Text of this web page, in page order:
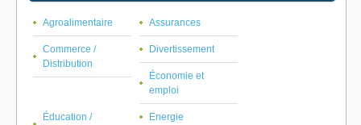
Agroalimentaire Assurances
Commerce /
Distribution
Divertissement
Économie et
emploi
Éducation /
Energie